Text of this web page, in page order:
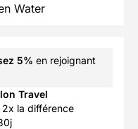
Water
5% en rejoignant
Travel
2x la différence